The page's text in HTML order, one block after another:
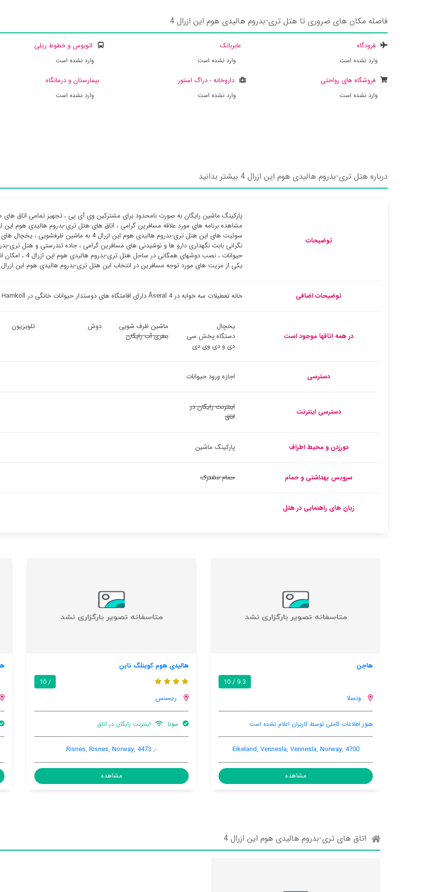
فاصله مکان های ضروری تا هتل تری-بدروم هالیدی هوم این ازرال 4
فرودگاه
وارد نشده است
عابربانک
وارد نشده است
اتوبوس و خطوط ریلی
وارد نشده است
فروشگاه های رواحتی
وارد نشده است
داروخانه - دراگ استور
وارد نشده است
بیمارستان و درمانگاه
وارد نشده است
درباره هتل تری-بدروم هالیدی هوم این ازرال 4 بیشتر بدانید
توضیحات
سوئیت ‌های این هتل تری-بدروم هالیدی هوم این
حیوانات ، نصب
یکی از مزیت های مورد توجه مسافرین در انتخاب این هتل تری-بدروم هالیدی هوم این ازرال 4، امکان دریافت کانال های ماهواره می باشد
توضیحات اضافی خانه تعطیلات سه خوابه در Åseral 4 دارای اقامتگاه های دوستدار حیوانات خانگی در Hamkoll است.
در همه اتاقها موجود است
یخچال ماشین ظرف شویی دوش
تلویزیون
دستگاه پخش سی
دی و دی وی دی
بطری آب رایگان
دسترسی اجازه ورود حیوانات
دسترسی اینترنت
اینترنت رایگان در
اتاق
دورزدن و محیط اطراف پارکینگ ماشین
سرویس بهداشتی و حمام حمام مشترک
زبان های راهنمایی در هتل
سونا اینترنت رایگان در اتاق
-, Risnes, Risnes, Norway, 4473
هالیدی هوم کویناوجن هیتفلت ک-908
پارکینگ ماشین
-, Risnes, Risnes, Norway, 4473
اتاق های تری-بدروم هالیدی هوم این ازرال 4